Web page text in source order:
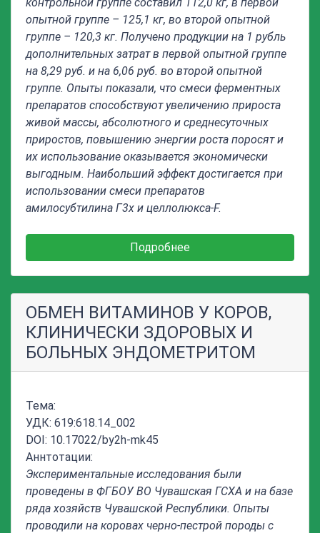
опытной группе – 125,1 кг, во второй опытной
группе – 120,3 кг. Получено продукции на 1 рубль
дополнительных затрат в первой опытной группе
на 8,29 руб. и на 6,06 руб. во второй опытной
группе. Опыты показали, что смеси ферментных
препаратов способствуют увеличению прироста
живой массы, абсолютного и среднесуточных
приростов, повышению энергии роста поросят и
их использование оказывается экономически
выгодным. Наибольший эффект достигается при
использовании смеси препаратов
амилосубтилина Г3х и целлолюкса-F.
Подробнее
ОБМЕН ВИТАМИНОВ У КОРОВ,
КЛИНИЧЕСКИ ЗДОРОВЫХ И
БОЛЬНЫХ ЭНДОМЕТРИТОМ
Тема:
УДК: 619:618.14_002
DOI: 10.17022/by2h-mk45
Аннтотации:
Экспериментальные исследования были
проведены в ФГБОУ ВО Чувашская ГСХА и на базе
ряда хозяйств Чувашской Республики. Опыты
проводили на коровах черно-пестрой породы с